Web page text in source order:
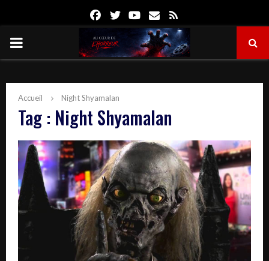
FacebookTwitterYoutube
Email
PRIMARY
Accueil Night Shyamalan
Tag : Night Shyamalan